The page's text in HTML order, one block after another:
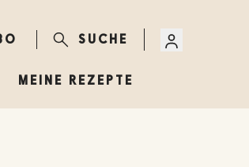
SUCHE
MEINE REZEPTE